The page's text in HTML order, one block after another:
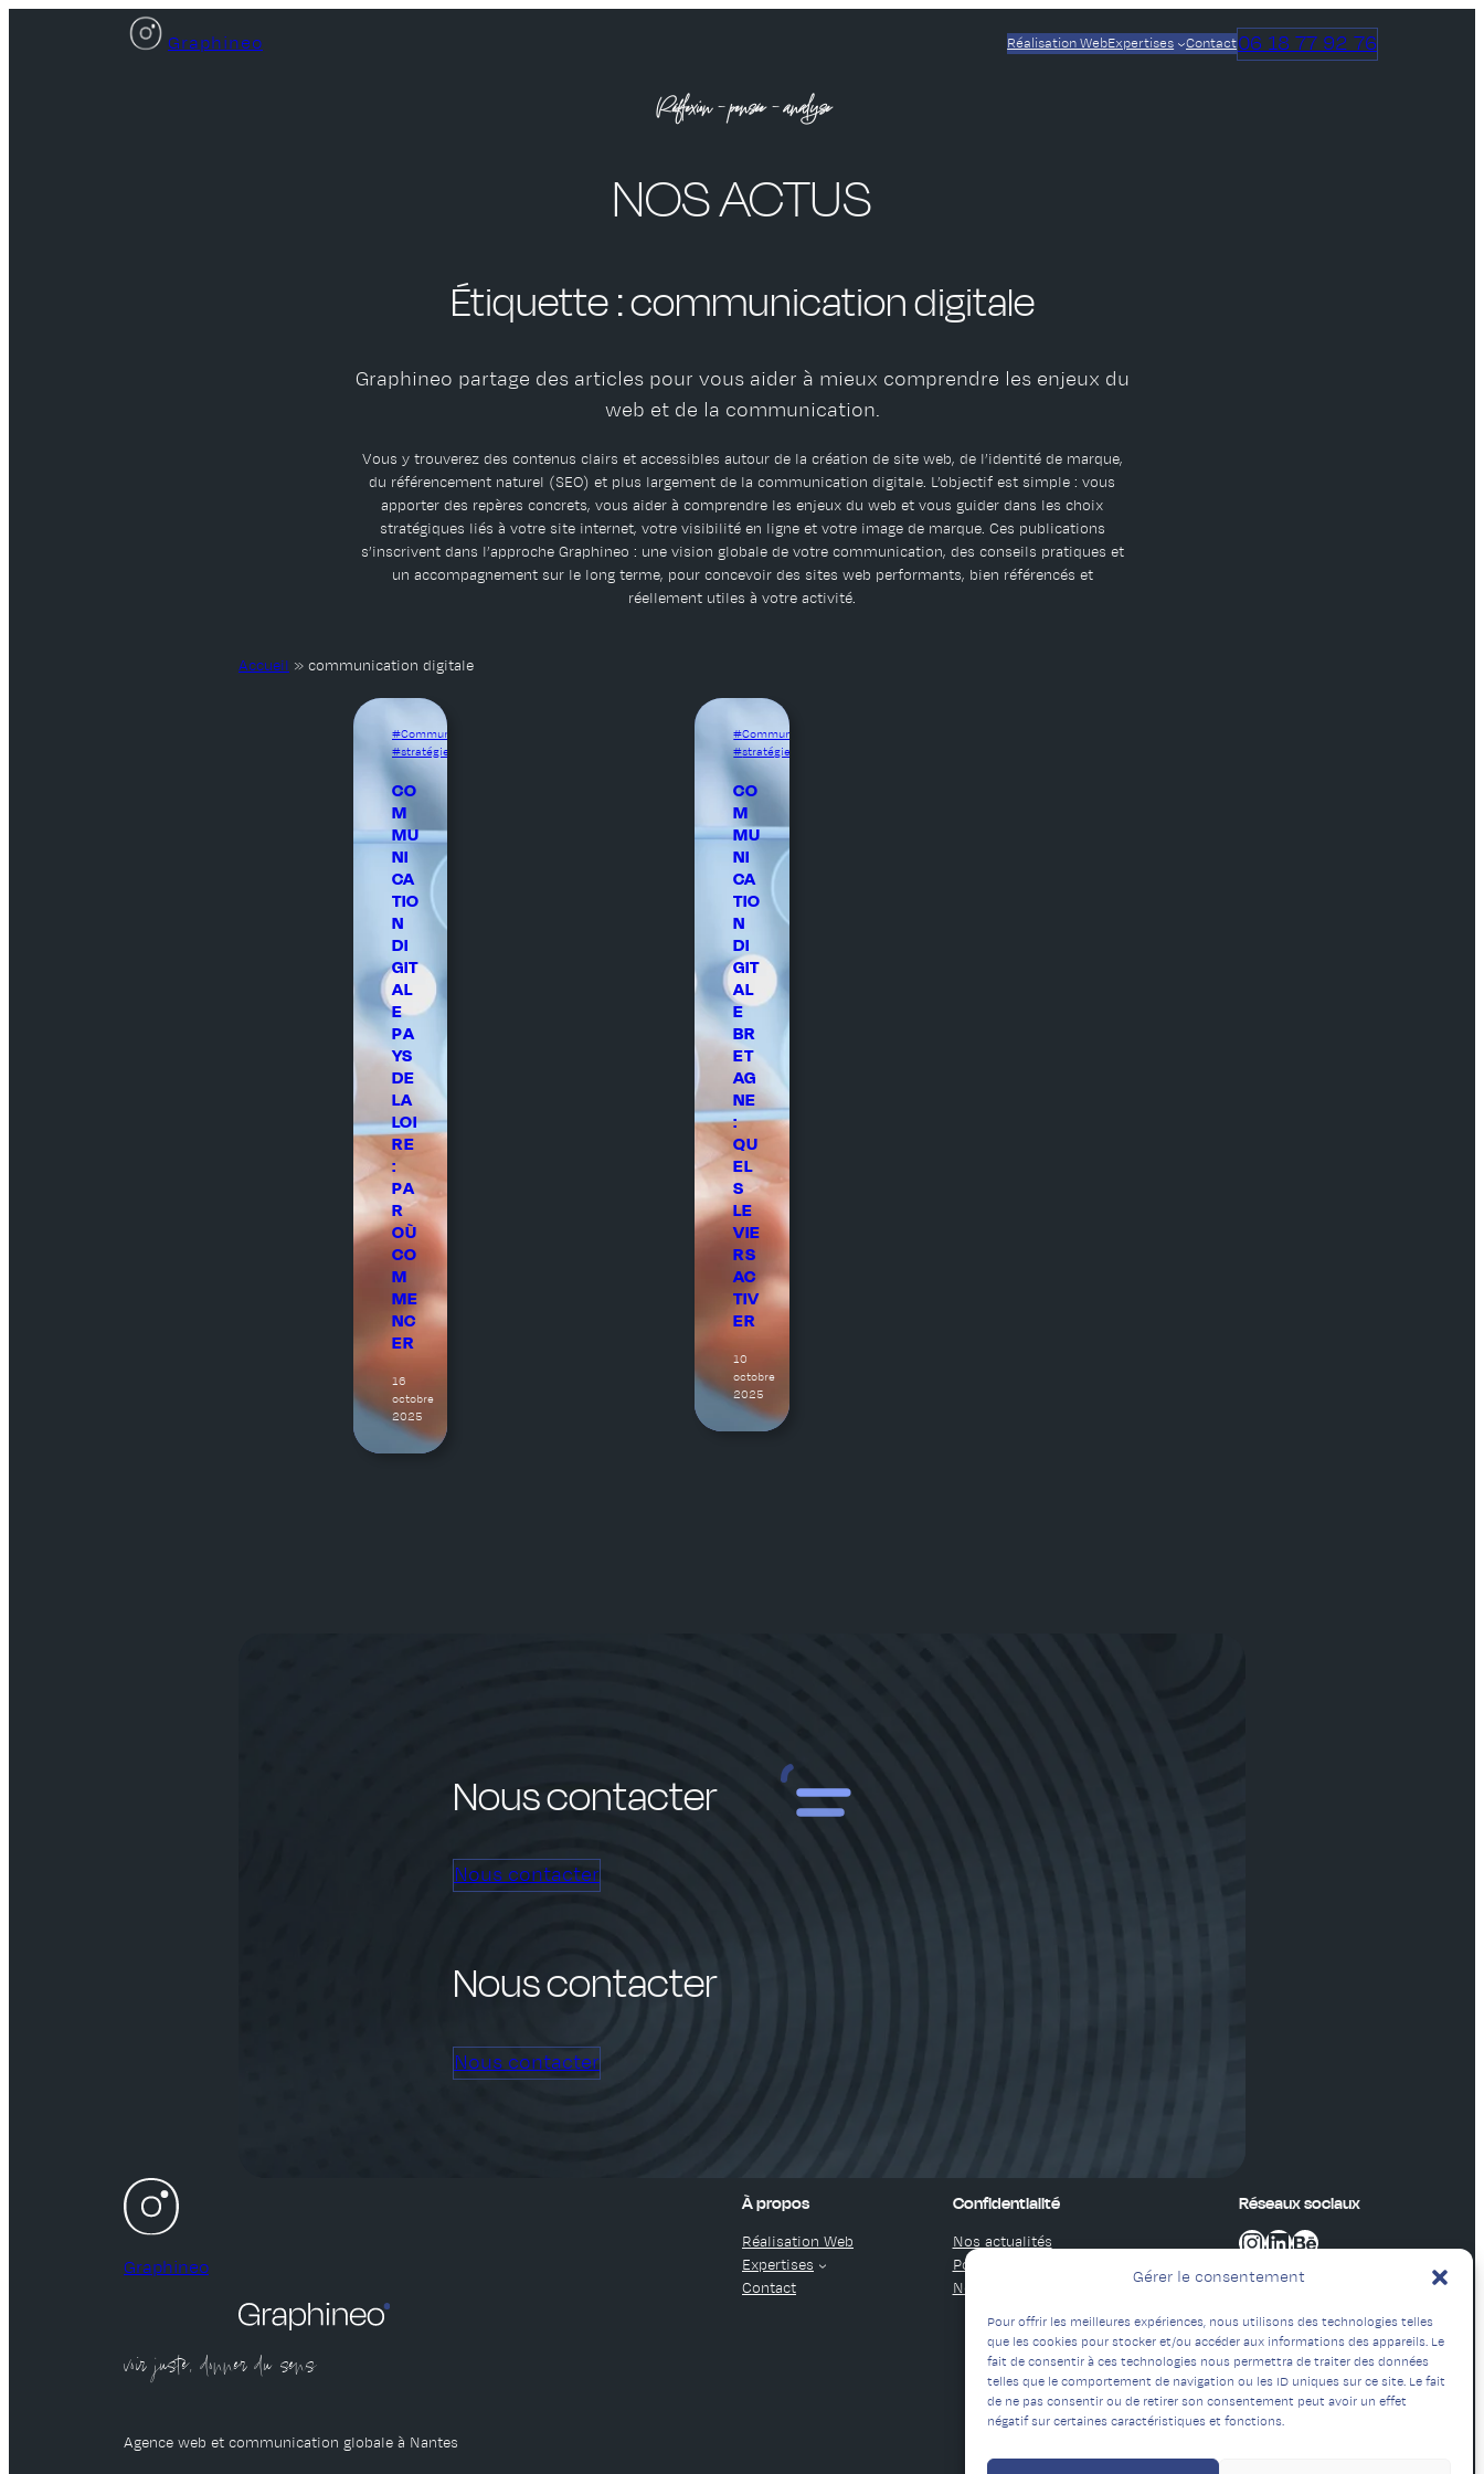
Gérer le consentement
Pour offrir les meilleures expériences, nous utilisons des technologies telles
que les cookies pour stocker et/ou accéder aux informations des appareils. Le
fait de consentir à ces technologies nous permettra de traiter des données
telles que le comportement de navigation ou les ID uniques sur ce site. Le fait
de ne pas consentir ou de retirer son consentement peut avoir un effet
négatif sur certaines caractéristiques et fonctions.
Graphineo Réalisation WebExpertises Contact06 18 77 92 76
Réflexion – pensée – analyse
NOS ACTUS
Étiquette :communication digitale
Graphineo partage des articles pour vous aider à mieux comprendre les enjeux du
web et de la communication.
Vous y trouverez des contenus clairs et accessibles autour de la création de site web, de l’identité de marque,
du référencement naturel (SEO) et plus largement de la communication digitale. L’objectif est simple : vous
apporter des repères concrets, vous aider à comprendre les enjeux du web et vous guider dans les choix
stratégiques liés à votre site internet, votre visibilité en ligne et votre image de marque. Ces publications
s’inscrivent dans l’approche Graphineo : une vision globale de votre communication, des conseils pratiques et
un accompagnement sur le long terme, pour concevoir des sites web performants, bien référencés et
réellement utiles à votre activité.
Accueil » communication digitale
Communication
stratégie digitale
CO
M
MU
NI
CA
TIO
N
DI
GIT
AL
E
PA
YS
DE
LA
LOI
RE
:
PA
R
OÙ
CO
M
ME
NC
ER
16
octobre
2025
Communication
stratégie digitale
CO
M
MU
NI
CA
TIO
N
DI
GIT
AL
E
BR
ET
AG
NE
:
QU
EL
S
LE
VIE
RS
AC
TIV
ER
10
octobre
2025
Nous contacter
Nous contacter
Nous contacter
Nous contacter
Graphineo
voir juste, donner du sens
Agence web et communication globale à Nantes
À propos
Réalisation Web
Expertises
Contact
Confidentialité
Nos actualités
Politique de confidentialité
Nous contacter
Réseaux sociaux
contact instagramcontact linkeding contact behance